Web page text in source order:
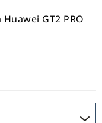
GT2 PRO